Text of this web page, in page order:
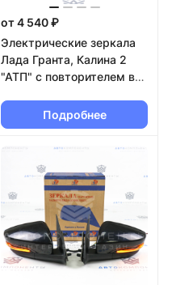
от 4 540 ₽
Электрические зеркала
Лада Гранта, Калина 2
"АТП" с повторителем в
Подробнее